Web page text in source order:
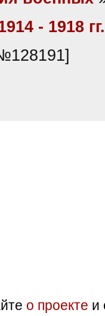
- 1918
о проекте и